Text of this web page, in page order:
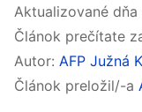
Aktualizované dňa
Článok prečítate
Autor: AFP Južná
Článok preložil/-a